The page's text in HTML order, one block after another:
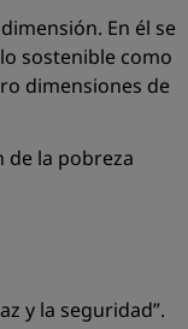
En él se
sostenible como
dimensiones de
de la pobreza
y la seguridad”.